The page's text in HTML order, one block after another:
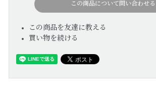
この商品について問い合わせる
この商品を友達に教える
買い物を続ける